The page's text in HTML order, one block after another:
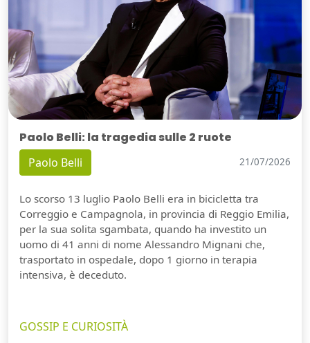
Paolo Belli: la tragedia sulle 2 ruote
Paolo Belli 21/07/2026
Lo scorso 13 luglio Paolo Belli era in bicicletta tra
Correggio e Campagnola, in provincia di Reggio Emilia,
per la sua solita sgambata, quando ha investito un
uomo di 41 anni di nome Alessandro Mignani che,
trasportato in ospedale, dopo 1 giorno in terapia
intensiva, è deceduto.
GOSSIP E CURIOSITÀ